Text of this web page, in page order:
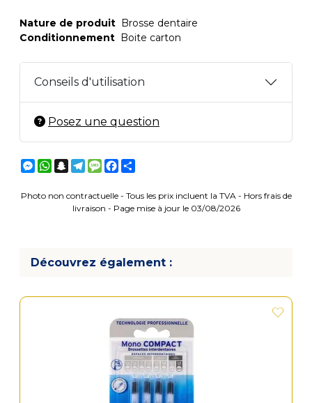
Nature de produit Brosse dentaire
Conditionnement Boite carton
Conseils d'utilisation
Posez une question
Messenger
WhatsApp
Snapchat
Telegram
MessageFacebook
Photo non contractuelle - Tous les prix incluent la TVA - Hors frais de
livraison - Page mise à jour le 03/08/2026
Découvrez également :